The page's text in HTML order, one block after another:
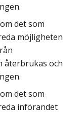
det som
möjligheten
återbrukas och
det som
införandet